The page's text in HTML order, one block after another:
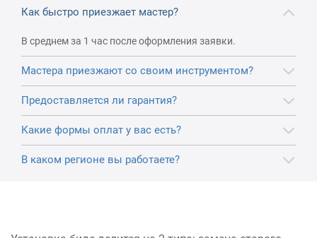
Как быстро приезжает мастер?
В среднем за 1 час после оформления заявки.
Мастера приезжают со своим инструментом?
Предоставляется ли гарантия?
Какие формы оплат у вас есть?
В каком регионе вы работаете?